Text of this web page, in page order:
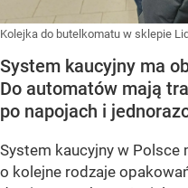
Kolejka do butelkomatu w sklepie
System kaucyjny ma
Do automatów mają
po napojach i
System kaucyjny w Polsce
o kolejne rodzaje